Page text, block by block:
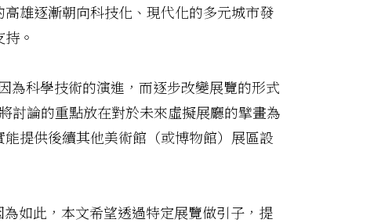
雄逐漸朝向科技化、現代化的多元城市發
。
為科學技術的演進，而逐步改變展覽的形式
討論的重點放在對於未來虛擬展廳的擘畫為
提供後續其他美術館（或博物館）展區設
如此，本文希望透過特定展覽做引子，提